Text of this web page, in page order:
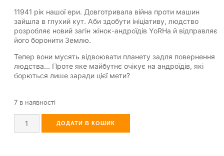
11941 рік нашої ери. Довготривала війна проти машин
зайшла в глухий кут. Аби здобути ініціативу, людство
розробляє новий загін жінок-андроїдів YoRHa й відправляє
його боронити Землю.
Тепер вони мусять відвоювати планету задля повернення
людства… Проте яке майбутнє очікує на андроїдів, які
борються лише заради цієї мети?
7 в наявності
ДОДАТИ В КОШИК